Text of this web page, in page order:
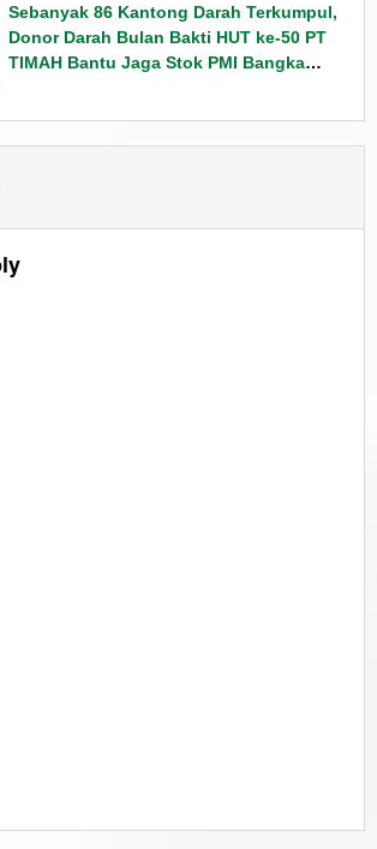
Sebanyak 86 Kantong Darah Terkumpul,
Donor Darah Bulan Bakti HUT ke-50 PT
TIMAH Bantu Jaga Stok PMI Bangka